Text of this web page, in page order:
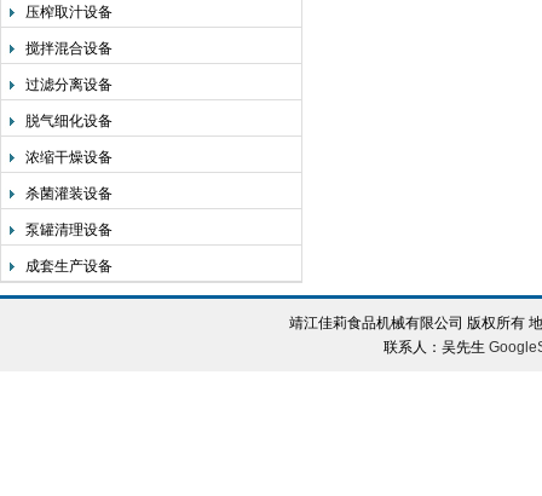
压榨取汁设备
搅拌混合设备
过滤分离设备
脱气细化设备
浓缩干燥设备
杀菌灌装设备
泵罐清理设备
成套生产设备
靖江佳莉食品机械有限公司 版权所有
联系人：吴先生